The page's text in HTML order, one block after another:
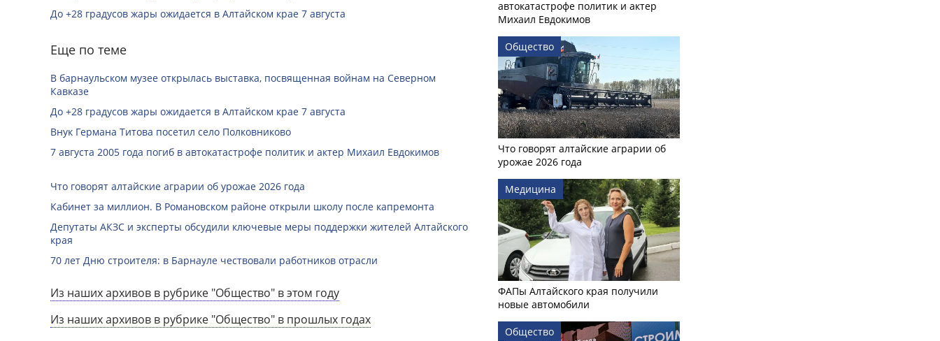
До +28 градусов жары ожидается в Алтайском крае 7 августа
Еще по теме
В барнаульском музее открылась выставка, посвященная войнам на Северном
Кавказе
До +28 градусов жары ожидается в Алтайском крае 7 августа
Внук Германа Титова посетил село Полковниково
7 августа 2005 года погиб в автокатастрофе политик и актер Михаил Евдокимов
Что говорят алтайские аграрии об урожае 2026 года
Кабинет за миллион. В Романовском районе открыли школу после капремонта
Депутаты АКЗС и эксперты обсудили ключевые меры поддержки жителей Алтайского
края
70 лет Дню строителя: в Барнауле чествовали работников отрасли
Из наших архивов в рубрике "Общество" в этом году
Из наших архивов в рубрике "Общество" в прошлых годах
автокатастрофе политик и актер
Михаил Евдокимов
Общество
Что говорят алтайские аграрии об
урожае 2026 года
Медицина
ФАПы Алтайского края получили
новые автомобили
Общество